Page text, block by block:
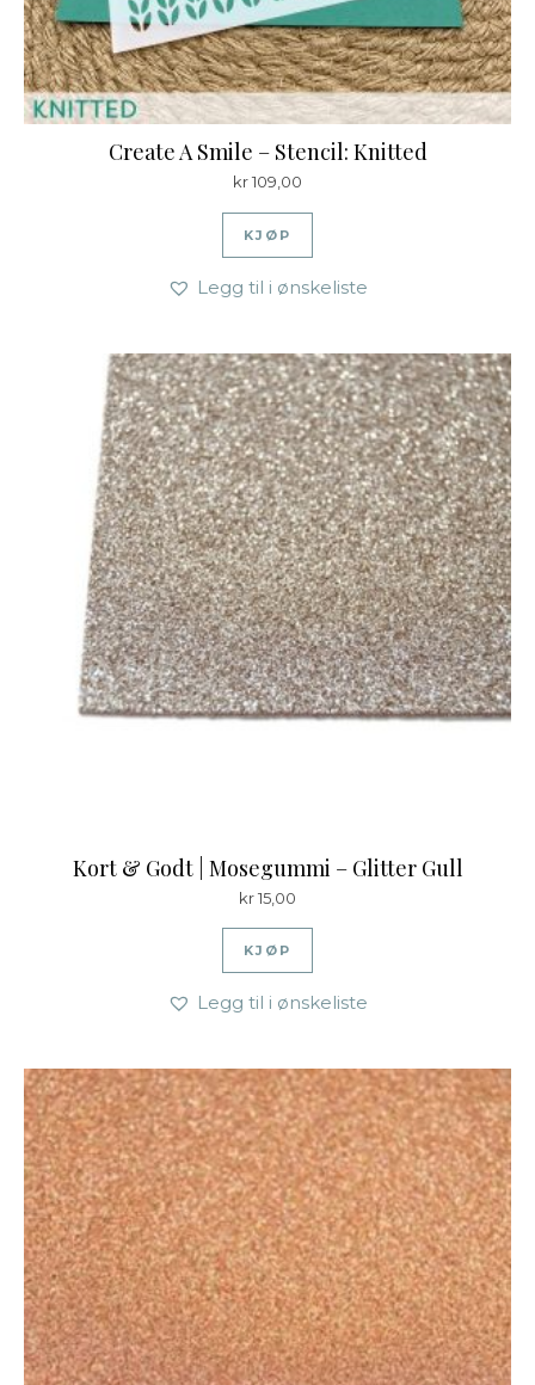
Create A Smile – Stencil: Knitted
kr109,00
KJØP
Legg til i ønskeliste
Kort & Godt | Mosegummi – Glitter Gull
kr15,00
KJØP
Legg til i ønskeliste